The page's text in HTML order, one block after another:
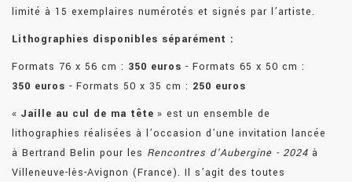
limité à 15 exemplaires numérotés et signés par l’artiste.
Lithographies disponibles séparément :
Formats 76 x 56 cm : 350 euros - Formats 65 x 50 cm :
350 euros - Formats 50 x 35 cm : 250 euros
« Jaille au cul de ma tête » est un ensemble de
lithographies réalisées à l’occasion d’une invitation lancée
à Bertrand Belin pour les Rencontres d’Aubergine - 2024 à
Villeneuve-lès-Avignon (France). Il s’agit des toutes